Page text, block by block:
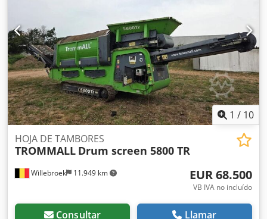
1 / 10
Willebroek 11.949 km
HOJA DE TAMBORES
TROMMALL Drum screen 5800 TR
EUR 68.500
VB IVA no incluído
Consultar Llamar